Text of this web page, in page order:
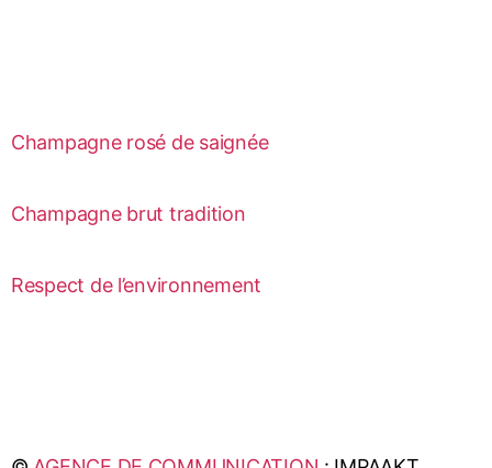
Champagne rosé de saignée
Champagne brut tradition
Respect de l’environnement